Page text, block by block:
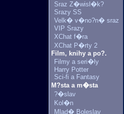
Sraz Z�wisl�k?
Srazy SS
Velk� v�no?n� sraz
VIP Srazy
XChat f�ra
XChat P�rty 2
Film, knihy a po?.
Filmy a seri�ly
Harry Potter
Sci-fi a Fantasy
M?sta a m�sta
?�slav
Kol�n
Mlad� Boleslav